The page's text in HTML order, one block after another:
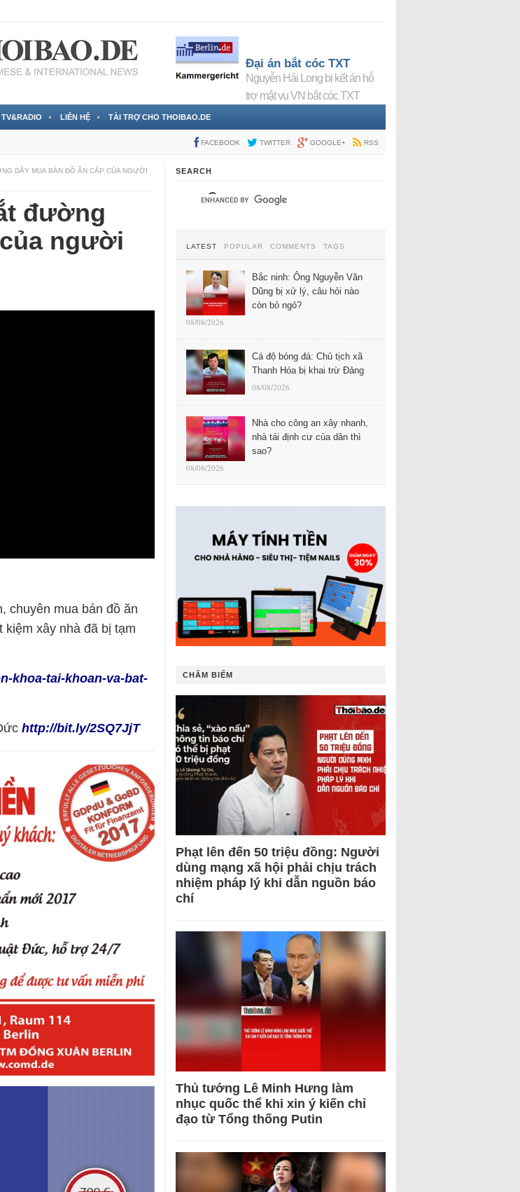
Đại án bắt cóc TXT
Nguyễn Hải Long bị kết án hỗ
trợ mật vụ VN bắt cóc TXT
TV&RADIO LIÊN HỆ TÀI TRỢ CHO THOIBAO.DE
FACEBOOK TWITTER GOOGLE+ RSS
DÂY MUA BÁN ĐỒ ĂN CẮP CỦA NGƯỜI
đường
người
chuyên mua bán đồ ăn
xây nhà đã bị tạm
khoa-tai-khoan-va-bat-
http://bit.ly/2SQ7JjT
SEARCH
LATEST POPULAR COMMENTS TAGS
Bắc ninh: Ông Nguyễn Văn
Dũng bị xử lý, câu hỏi nào
còn bỏ ngỏ?
08/08/2026
Cá độ bóng đá: Chủ tịch xã
Thanh Hóa bị khai trừ Đảng
08/08/2026
Nhà cho công an xây nhanh,
nhà tái định cư của dân thì
sao?
08/08/2026
CHÂM BIẾM
Phạt lên đến 50 triệu đồng: Người
dùng mạng xã hội phải chịu trách
nhiệm pháp lý khi dẫn nguồn báo
chí
Thủ tướng Lê Minh Hưng làm
nhục quốc thể khi xin ý kiến chỉ
đạo từ Tổng thống Putin